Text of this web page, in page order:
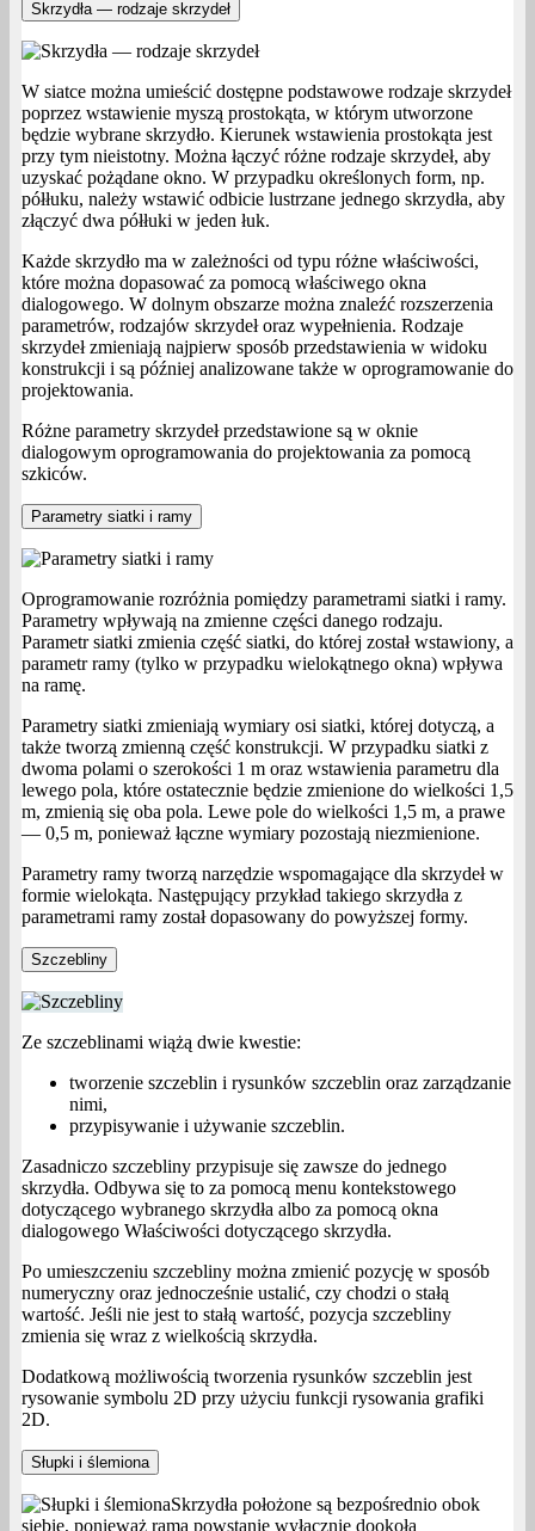
Skrzydła — rodzaje skrzydeł
W siatce można umieścić dostępne podstawowe rodzaje skrzydeł
poprzez wstawienie myszą prostokąta, w którym utworzone
będzie wybrane skrzydło. Kierunek wstawienia prostokąta jest
przy tym nieistotny. Można łączyć różne rodzaje skrzydeł, aby
uzyskać pożądane okno. W przypadku określonych form, np.
półłuku, należy wstawić odbicie lustrzane jednego skrzydła, aby
złączyć dwa półłuki w jeden łuk.
Każde skrzydło ma w zależności od typu różne właściwości,
które można dopasować za pomocą właściwego okna
dialogowego. W dolnym obszarze można znaleźć rozszerzenia
parametrów, rodzajów skrzydeł oraz wypełnienia. Rodzaje
skrzydeł zmieniają najpierw sposób przedstawienia w widoku
konstrukcji i są później analizowane także w oprogramowanie do
projektowania.
Różne parametry skrzydeł przedstawione są w oknie
dialogowym oprogramowania do projektowania za pomocą
szkiców.
Parametry siatki i ramy
Oprogramowanie rozróżnia pomiędzy parametrami siatki i ramy.
Parametry wpływają na zmienne części danego rodzaju.
Parametr siatki zmienia część siatki, do której został wstawiony, a
parametr ramy (tylko w przypadku wielokątnego okna) wpływa
na ramę.
Parametry siatki zmieniają wymiary osi siatki, której dotyczą, a
także tworzą zmienną część konstrukcji. W przypadku siatki z
dwoma polami o szerokości 1 m oraz wstawienia parametru dla
lewego pola, które ostatecznie będzie zmienione do wielkości 1,5
m, zmienią się oba pola. Lewe pole do wielkości 1,5 m, a prawe
— 0,5 m, ponieważ łączne wymiary pozostają niezmienione.
Parametry ramy tworzą narzędzie wspomagające dla skrzydeł w
formie wielokąta. Następujący przykład takiego skrzydła z
parametrami ramy został dopasowany do powyższej formy.
Szczebliny
Ze szczeblinami wiążą dwie kwestie:
tworzenie szczeblin i rysunków szczeblin oraz zarządzanie
nimi,
przypisywanie i używanie szczeblin.
Zasadniczo szczebliny przypisuje się zawsze do jednego
skrzydła. Odbywa się to za pomocą menu kontekstowego
dotyczącego wybranego skrzydła albo za pomocą okna
dialogowego Właściwości dotyczącego skrzydła.
Po umieszczeniu szczebliny można zmienić pozycję w sposób
numeryczny oraz jednocześnie ustalić, czy chodzi o stałą
wartość. Jeśli nie jest to stałą wartość, pozycja szczebliny
zmienia się wraz z wielkością skrzydła.
Dodatkową możliwością tworzenia rysunków szczeblin jest
rysowanie symbolu 2D przy użyciu funkcji rysowania grafiki
2D.
Słupki i ślemiona
Skrzydła położone są bezpośrednio obok
siebie, ponieważ rama powstanie wyłącznie dookoła